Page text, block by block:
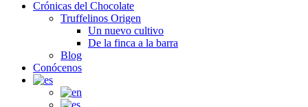
Crónicas del Chocolate
Truffelinos Origen
Un nuevo cultivo
De la finca a la barra
Blog
Conócenos